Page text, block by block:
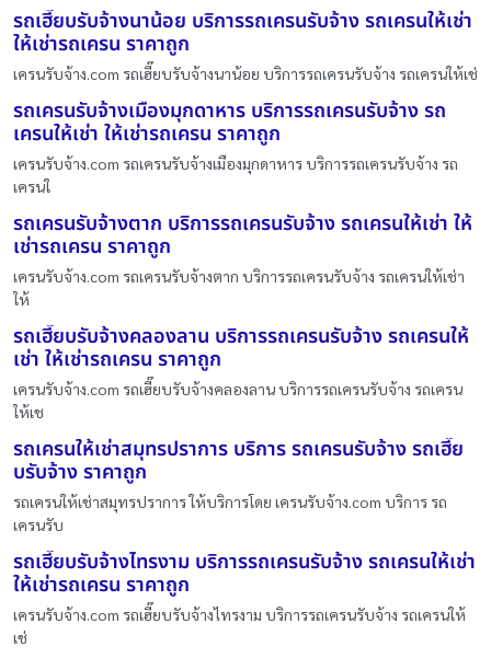
รถเฮี๊ยบรับจ้างนาน้อย บริการรถเครนรับจ้าง รถเครนให้เช่า
ให้เช่ารถเครน ราคาถูก
เครนรับจ้าง.com รถเฮี๊ยบรับจ้างนาน้อย บริการรถเครนรับจ้าง รถเครนให้เช่
รถเครนรับจ้างเมืองมุกดาหาร บริการรถเครนรับจ้าง รถ
เครนให้เช่า ให้เช่ารถเครน ราคาถูก
เครนรับจ้าง.com รถเครนรับจ้างเมืองมุกดาหาร บริการรถเครนรับจ้าง รถ
เครนใ
รถเครนรับจ้างตาก บริการรถเครนรับจ้าง รถเครนให้เช่า ให้
เช่ารถเครน ราคาถูก
เครนรับจ้าง.com รถเครนรับจ้างตาก บริการรถเครนรับจ้าง รถเครนให้เช่า
ให้
รถเฮี๊ยบรับจ้างคลองลาน บริการรถเครนรับจ้าง รถเครนให้
เช่า ให้เช่ารถเครน ราคาถูก
เครนรับจ้าง.com รถเฮี๊ยบรับจ้างคลองลาน บริการรถเครนรับจ้าง รถเครน
ให้เช
รถเครนให้เช่าสมุทรปราการ บริการ รถเครนรับจ้าง รถเฮี๊ย
บรับจ้าง ราคาถูก
รถเครนให้เช่าสมุทรปราการ ให้บริการโดย เครนรับจ้าง.com บริการ รถ
เครนรับ
รถเฮี๊ยบรับจ้างไทรงาม บริการรถเครนรับจ้าง รถเครนให้เช่า
ให้เช่ารถเครน ราคาถูก
เครนรับจ้าง.com รถเฮี๊ยบรับจ้างไทรงาม บริการรถเครนรับจ้าง รถเครนให้
เช่